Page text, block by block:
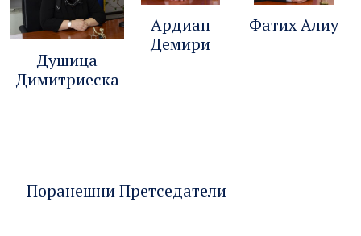
Душица
Димитриеска
Ардиан
Демири
Фатих Алиу
Поранешни Претседатели